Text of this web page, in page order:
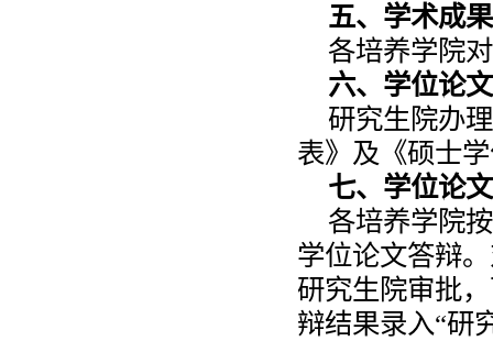
五、学术成
各培养学院
六、学位论
研究生院办
表》及《硕士
七、学位论
各培养学院
学位论文答辩
研究生院审批
辩结果录入“研